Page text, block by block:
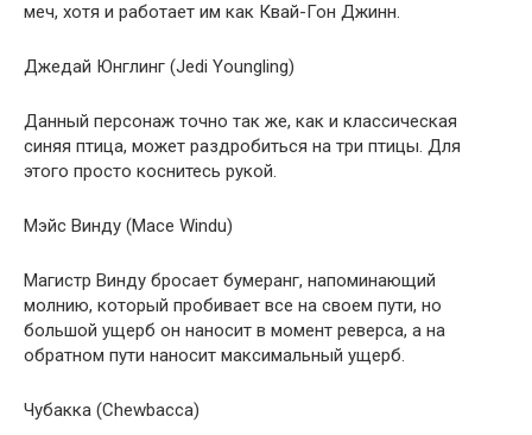
меч, хотя и работает им как Квай-Гон Джинн.
Джедай Юнглинг (Jedi Youngling)
Данный персонаж точно так же, как и классическая
синяя птица, может раздробиться на три птицы. Для
этого просто коснитесь рукой.
Мэйс Винду (Mace Windu)
Магистр Винду бросает бумеранг, напоминающий
молнию, который пробивает все на своем пути, но
большой ущерб он наносит в момент реверса, а на
обратном пути наносит максимальный ущерб.
Чубакка (Chewbacca)